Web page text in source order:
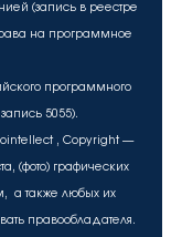
(запись в реестре
на программное
программного
5055).
, Copyright —
(фото) графических
а также любых их
правообладателя.